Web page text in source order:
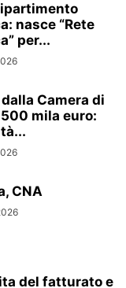
nasce “Rete
per...
Camera di
mila euro:
CNA
del fatturato e